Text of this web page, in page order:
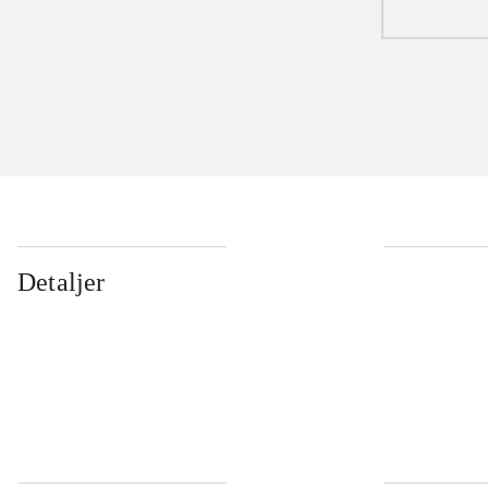
Detaljer